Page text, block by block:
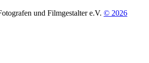
und Filmgestalter e.V. © 2026